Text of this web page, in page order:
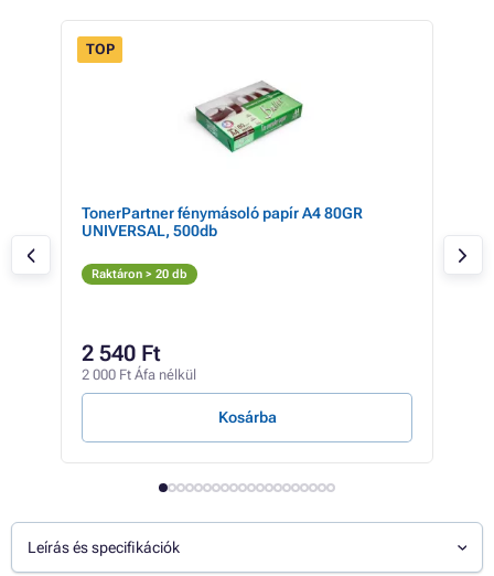
TOP
TonerPartner fénymásoló papír A4 80GR
UNIVERSAL, 500db
Raktáron > 20 db
2 540 Ft
2 000 Ft Áfa nélkül
Kosárba
Leírás és specifikációk